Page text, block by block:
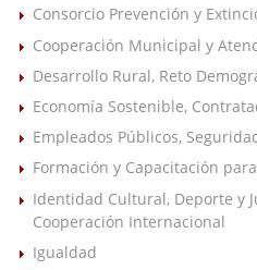
Consorcio Prevención y
Cooperación Municipal y
Desarrollo Rural, Reto
Economía Sostenible,
Empleados Públicos,
Formación y Capacitación
Identidad Cultural, Deporte y
Cooperación Internacional
Igualdad